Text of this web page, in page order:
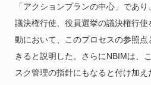
「アクションプランの中心」であ
議決権行使、役員選挙の議決権行
動において、このプロセスの参照
きると説明した。さらにNBIMは、
スク管理の指針にもなると付け加え